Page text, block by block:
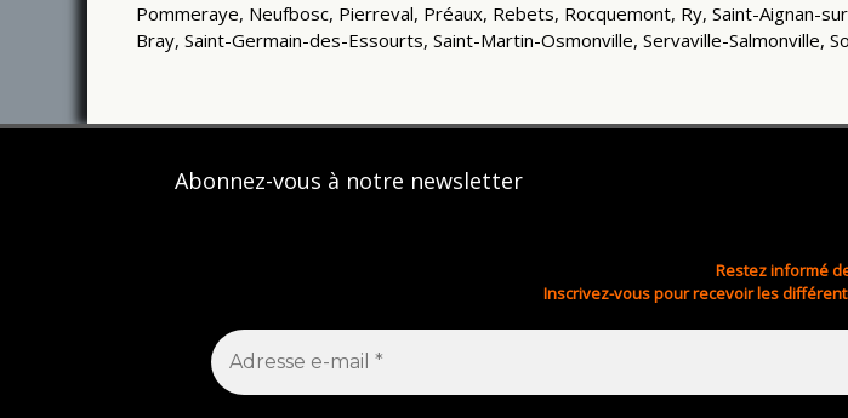
Pommeraye, Neufbosc, Pierreval, Préaux, Rebets, Rocquemont, Ry, Saint-Aignan-
Bray, Saint-Germain-des-Essourts, Saint-Martin-Osmonville, Servaville-Salmonville,
Abonnez-vous à notre newsletter
Restez informé
Inscrivez-vous pour recevoir les